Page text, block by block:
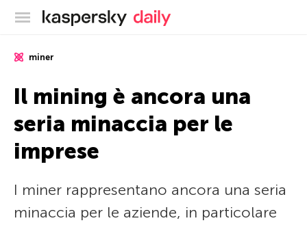
Blog ufficiale di Kaspersky
miner
Il mining è ancora una
seria minaccia per le
imprese
I miner rappresentano ancora una seria
minaccia per le aziende, in particolare